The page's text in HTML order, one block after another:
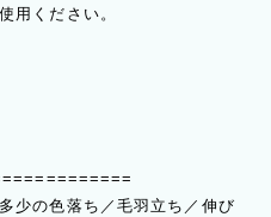
用ください。
少の色落ち／毛羽立ち／伸び